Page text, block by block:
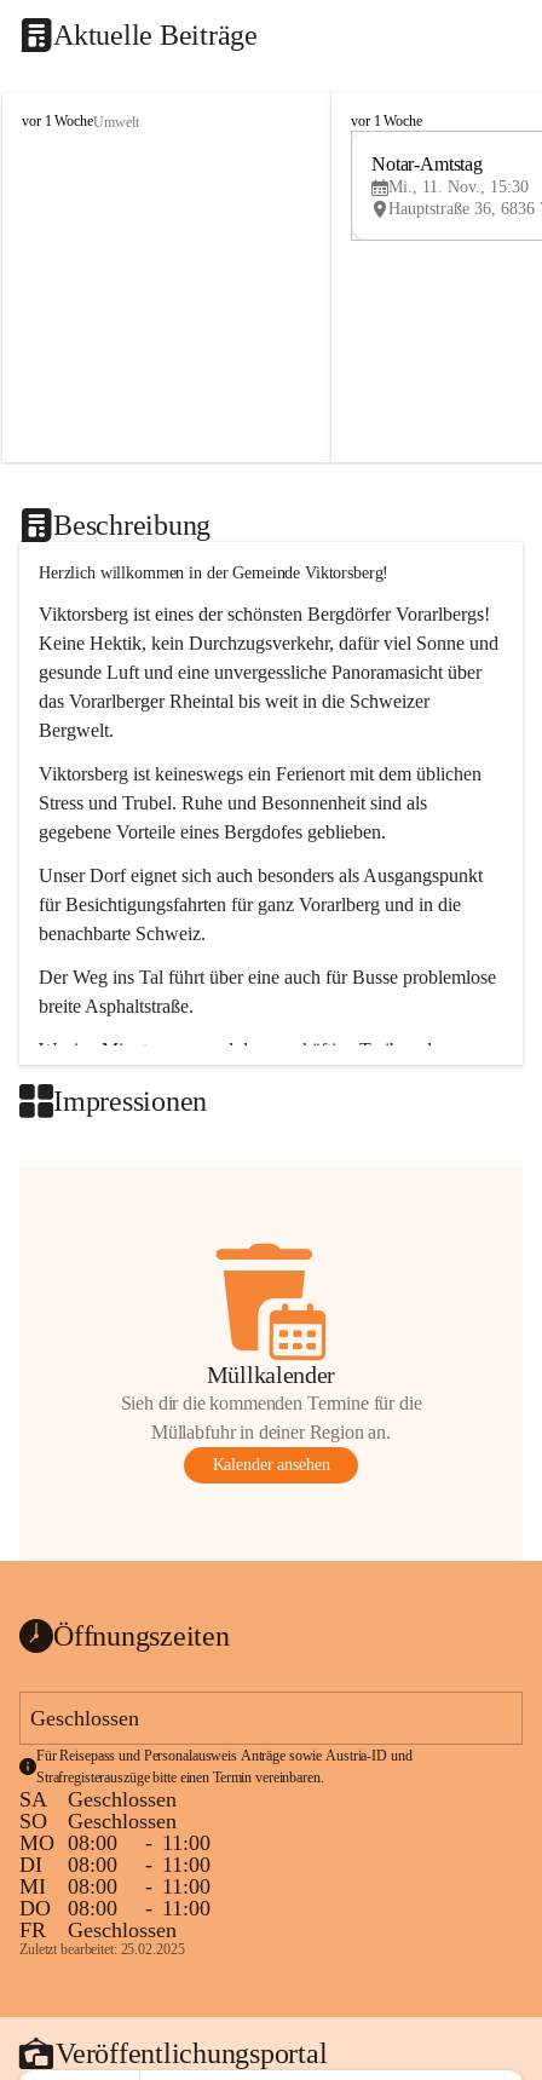
Aktuelle Beiträge
V
vor 1 WocheUmwelt
V
vor 1 Woche
Notar-Amtstag
Mi., 11. Nov., 15:30
Beschreibung
Herzlich willkommen in der Gemeinde Viktorsberg!
Viktorsberg ist eines der schönsten Bergdörfer Vorarlbergs!
Keine Hektik, kein Durchzugsverkehr, dafür viel Sonne und
gesunde Luft und eine unvergessliche Panoramasicht über
das Vorarlberger Rheintal bis weit in die Schweizer
Bergwelt.
Viktorsberg ist keineswegs ein Ferienort mit dem üblichen
Stress und Trubel. Ruhe und Besonnenheit sind als
gegebene Vorteile eines Bergdofes geblieben.
Unser Dorf eignet sich auch besonders als Ausgangspunkt
für Besichtigungsfahrten für ganz Vorarlberg und in die
benachbarte Schweiz.
Der Weg ins Tal führt über eine auch für Busse problemlose
breite Asphaltstraße.
Wenige Minuten nur, und das geschäftige Treiben der
Impressionen
Müllkalender
Sieh dir die kommenden Termine für die
Müllabfuhr in deiner Region an.
Kalender ansehen
Öffnungszeiten
Geschlossen
Für Reisepass und Personalausweis Anträge sowie Austria-ID und
Strafregisterauszüge bitte einen Termin vereinbaren.
SA
Geschlossen
SO
Geschlossen
MO 08:00 - 11:00
DI
08:00 - 11:00
MI
08:00 - 11:00
DO
08:00 - 11:00
FR
Geschlossen
Zuletzt bearbeitet: 25.02.2025
Veröffentlichungsportal